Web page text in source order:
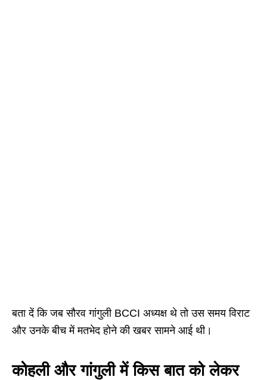
बता दें कि जब सौरव गांगुली BCCI अध्यक्ष थे तो उस समय विराट
और उनके बीच में मतभेद होने की खबर सामने आई थी।
कोहली और गांगुली में किस बात को लेकर